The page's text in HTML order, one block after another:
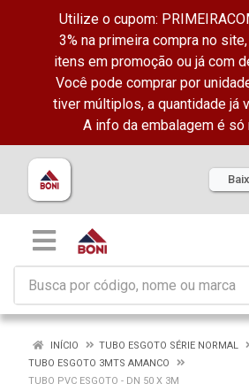
Utilize o cupom:
3% na primeira compra no
itens em promoção ou já com
Você pode comprar por
tiver múltiplos, a quantidade já
A info da embalagem é só
INÍCIO
TUBO ESGOTO SÉRIE NORMAL
TUBO ESGOTO 3MTS AMANCO
TUBO PVC ESGOTO - DN 50 X 3M